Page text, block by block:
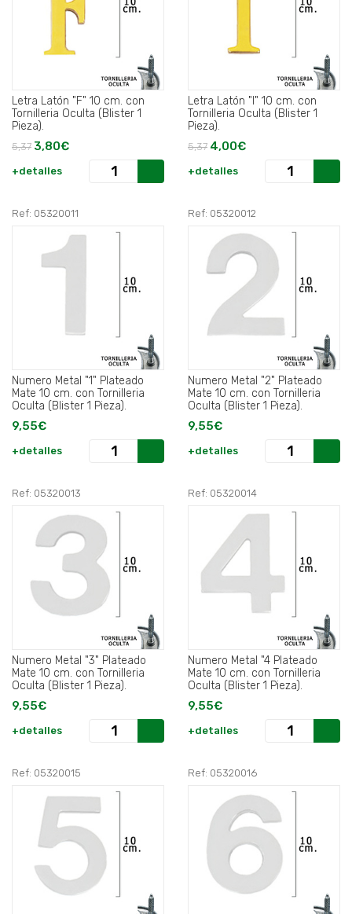
Letra Latón "F" 10 cm. con
Tornilleria Oculta (Blister 1
Pieza).
5,37 3,80€
+detalles
Letra Latón "I" 10 cm. con
Tornilleria Oculta (Blister 1
Pieza).
5,37 4,00€
+detalles
Ref: 05320011
Numero Metal "1" Plateado
Mate 10 cm. con Tornilleria
Oculta (Blister 1 Pieza).
9,55€
+detalles
Ref: 05320012
Numero Metal "2" Plateado
Mate 10 cm. con Tornilleria
Oculta (Blister 1 Pieza).
9,55€
+detalles
Ref: 05320013
Numero Metal "3" Plateado
Mate 10 cm. con Tornilleria
Oculta (Blister 1 Pieza).
9,55€
+detalles
Ref: 05320014
Numero Metal "4 Plateado
Mate 10 cm. con Tornilleria
Oculta (Blister 1 Pieza).
9,55€
+detalles
Ref: 05320015 Ref: 05320016